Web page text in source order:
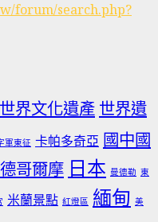
forum/search.php?
世界文化遺產 世界遺
軍東征 卡帕多奇亞 國中國
哥爾摩 日本 曼德勒 東
米蘭景點 紅燈區 緬甸 美